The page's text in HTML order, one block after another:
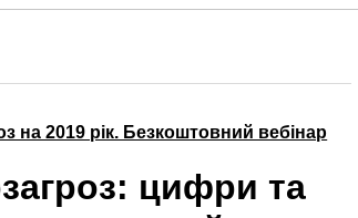
на 2019 рік. Безкоштовний вебінар
цифри та